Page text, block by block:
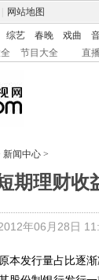
网站地图
综艺 春晚 戏曲
节目大全 直
新闻中心 >
期理财收
年06月28日
发行量占比逐渐